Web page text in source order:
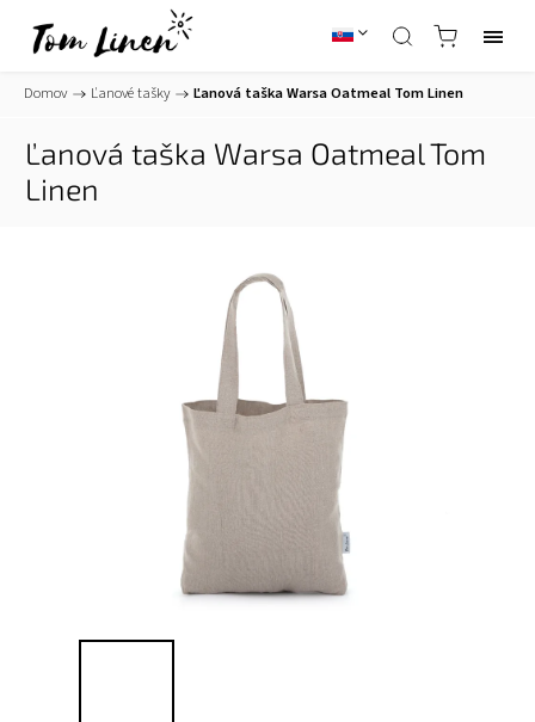
Domov / Ľanové tašky / Ľanová taška Warsa Oatmeal Tom Linen
Ľanová taška Warsa Oatmeal Tom
Linen